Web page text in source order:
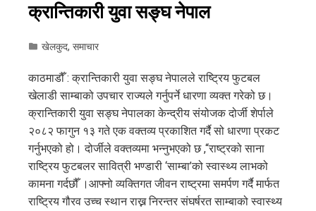
क्रान्तिकारी युवा सङ्घ नेपाल
खेलकुद, समाचार
काठमाडौँ : क्रान्तिकारी युवा सङ्घ नेपालले राष्ट्रिय फुटबल
खेलाडी साम्बाको उपचार राज्यले गर्नुपर्ने धारणा व्यक्त गरेको छ।
क्रान्तिकारी युवा सङ्घ नेपालका केन्द्रीय संयोजक दोर्जी शेर्पाले
२०८२ फागुन १३ गते एक वक्तव्य प्रकाशित गर्दै सो धारणा प्रकट
गर्नुभएको हो। दोर्जीले वक्तव्यमा भन्नुभएको छ ,“राष्ट्रको साना
राष्ट्रिय फुटबलर सावित्री भण्डारी ‘साम्बा’को स्वास्थ्य लाभको
कामना गर्दछौँ ।आफ्नो व्यक्तिगत जीवन राष्ट्रमा समर्पण गर्दै मार्फत
राष्ट्रिय गौरव उच्च स्थान राख्न निरन्तर संघर्षरत साम्बाको स्वास्थ्य